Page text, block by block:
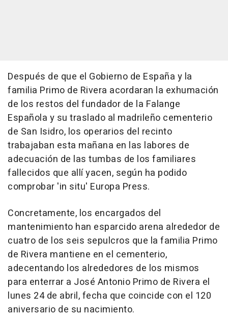
Después de que el Gobierno de España y la
familia Primo de Rivera acordaran la exhumación
de los restos del fundador de la Falange
Española y su traslado al madrileño cementerio
de San Isidro, los operarios del recinto
trabajaban esta mañana en las labores de
adecuación de las tumbas de los familiares
fallecidos que allí yacen, según ha podido
comprobar 'in situ' Europa Press.
Concretamente, los encargados del
mantenimiento han esparcido arena alrededor de
cuatro de los seis sepulcros que la familia Primo
de Rivera mantiene en el cementerio,
adecentando los alrededores de los mismos
para enterrar a José Antonio Primo de Rivera el
lunes 24 de abril, fecha que coincide con el 120
aniversario de su nacimiento.